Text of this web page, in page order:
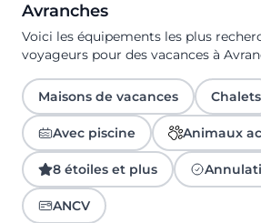
Avranches
Voici les équipements les plus
voyageurs pour des vacances à
Maisons de vacances Chalets
Avec piscine Animaux
8 étoiles et plus
ANCV